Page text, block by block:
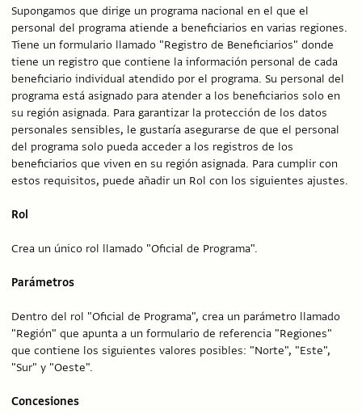
Supongamos que dirige un programa nacional en el que el
personal del programa atiende a beneficiarios en varias regiones.
Tiene un formulario llamado "Registro de Beneficiarios" donde
tiene un registro que contiene la información personal de cada
beneficiario individual atendido por el programa. Su personal del
programa está asignado para atender a los beneficiarios solo en
su región asignada. Para garantizar la protección de los datos
personales sensibles, le gustaría asegurarse de que el personal
del programa solo pueda acceder a los registros de los
beneficiarios que viven en su región asignada. Para cumplir con
estos requisitos, puede añadir un Rol con los siguientes ajustes.
Rol
Crea un único rol llamado "Oficial de Programa".
Parámetros
Dentro del rol "Oficial de Programa", crea un parámetro llamado
"Región" que apunta a un formulario de referencia "Regiones"
que contiene los siguientes valores posibles: "Norte", "Este",
"Sur" y "Oeste".
Concesiones